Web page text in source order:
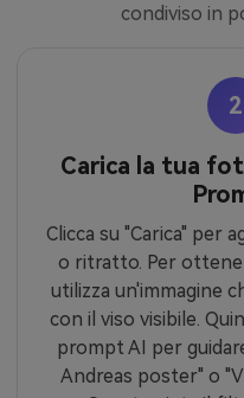
condiviso in
2
Carica la tua
Clicca su "Carica" per
o ritratto. Per
utilizza un'immagine
con il viso visibile.
prompt AI per
Andreas poster" o